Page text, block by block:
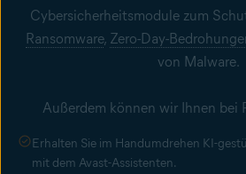
Cybersicherheitsmodule zum
Ransomware, Zero-Day-
von Malware.
Außerdem können wir Ihnen bei
Erhalten Sie im Handumdrehen KI-
mit dem Avast-Assistenten.